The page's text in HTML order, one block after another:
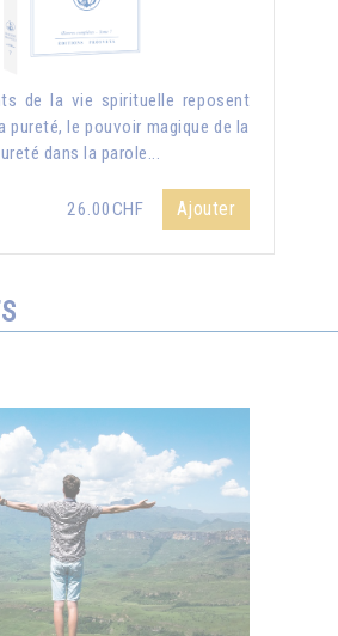
de la vie spirituelle reposent
pureté, le pouvoir magique de la
dans la parole...
26.00CHF Ajouter